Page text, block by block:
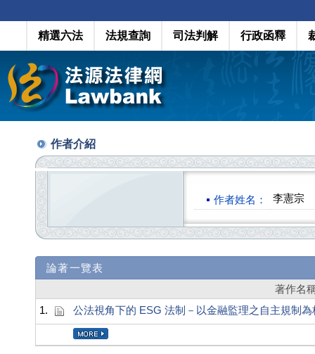
精選六法 法規查詢 司法判解 行政函釋
作者介紹
作者姓名： 李憲宗
論著一覽表
著作名
1.
公法視角下的 ESG 法制－以金融監理之自主規制為